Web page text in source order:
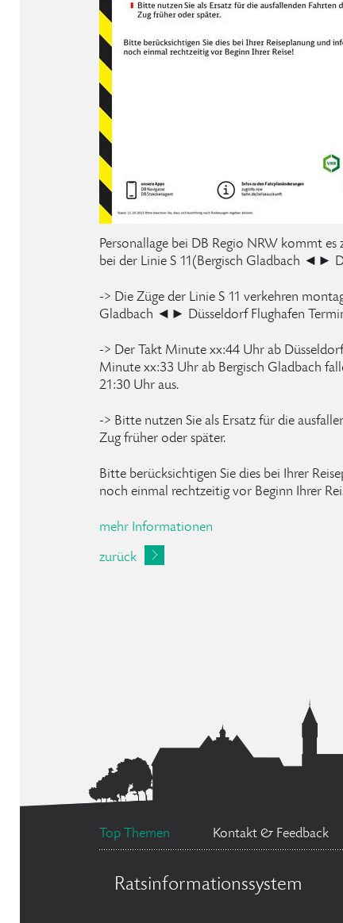
Personallage bei DB Regio NRW kommt
bei der Linie S 11(Bergisch Gladbach ◄►
-> Die Züge der Linie S 11 verkehren
Gladbach ◄► Düsseldorf Flughafen
-> Der Takt Minute xx:44 Uhr ab
Minute xx:33 Uhr ab Bergisch Gladbach
21:30 Uhr aus.
-> Bitte nutzen Sie als Ersatz für die
Zug früher oder später.
Bitte berücksichtigen Sie dies bei Ihrer
noch einmal rechtzeitig vor Beginn Ihrer
mehr Informationen
zurück
Top Themen Kontakt & Feedback
Ratsinformationssystem